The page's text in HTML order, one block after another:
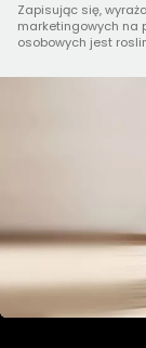
Zapisując się,
marketingowych na
osobowych jest